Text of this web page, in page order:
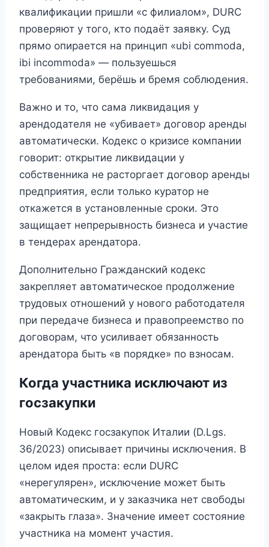
квалификации пришли «с филиалом», DURC
проверяют у того, кто подаёт заявку. Суд
прямо опирается на принцип «ubi commoda,
ibi incommoda» — пользуешься
требованиями, берёшь и бремя соблюдения.
Важно и то, что сама ликвидация у
арендодателя не «убивает» договор аренды
автоматически. Кодекс о кризисе компании
говорит: открытие ликвидации у
собственника не расторгает договор аренды
предприятия, если только куратор не
откажется в установленные сроки. Это
защищает непрерывность бизнеса и участие
в тендерах арендатора.
Дополнительно Гражданский кодекс
закрепляет автоматическое продолжение
трудовых отношений у нового работодателя
при передаче бизнеса и правопреемство по
договорам, что усиливает обязанность
арендатора быть «в порядке» по взносам.
Когда участника исключают из
госзакупки
Новый Кодекс госзакупок Италии (D.Lgs.
36/2023) описывает причины исключения. В
целом идея проста: если DURC
«нерегулярен», исключение может быть
автоматическим, и у заказчика нет свободы
«закрыть глаза». Значение имеет состояние
участника на момент участия.